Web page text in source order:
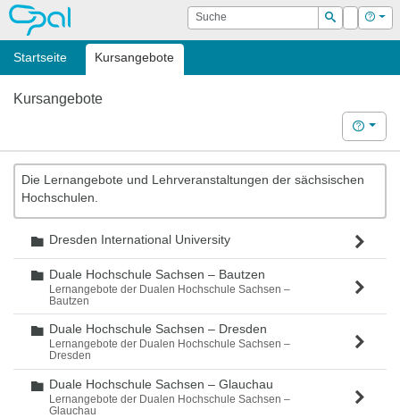
OPAL Suche
Suchen
Login Hilfe
Startseite Kursangebote
Kursangebote
Hilfe
Die Lernangebote und Lehrveranstaltungen der sächsischen
Hochschulen.
Ordner
Dresden International University
Ordner
Duale Hochschule Sachsen – Bautzen
Lernangebote der Dualen Hochschule Sachsen –
Bautzen
Ordner
Duale Hochschule Sachsen – Dresden
Lernangebote der Dualen Hochschule Sachsen –
Dresden
Ordner
Duale Hochschule Sachsen – Glauchau
Lernangebote der Dualen Hochschule Sachsen –
Glauchau